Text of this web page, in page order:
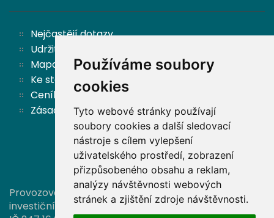
Používáme soubory
cookies
Tyto webové stránky používají
soubory cookies a další sledovací
nástroje s cílem vylepšení
uživatelského prostředí, zobrazení
přizpůsobeného obsahu a reklam,
analýzy návštěvnosti webových
stránek a zjištění zdroje návštěvnosti.
Nejčastějí dotazy
Udržitelnost
Mapa stránek
Ke stažení
Ceník
Zásady ochrany osobních údajů a cookies
Zpět nahoru
Provozovatelem této stránky je společnost Partners
investiční společnost, a. s.,